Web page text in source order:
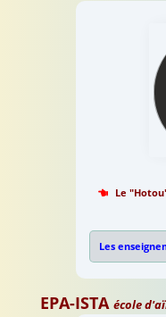
Le
Les
EPA-ISTA école